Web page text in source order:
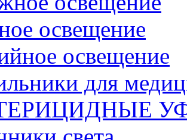
освещение
освещение
для